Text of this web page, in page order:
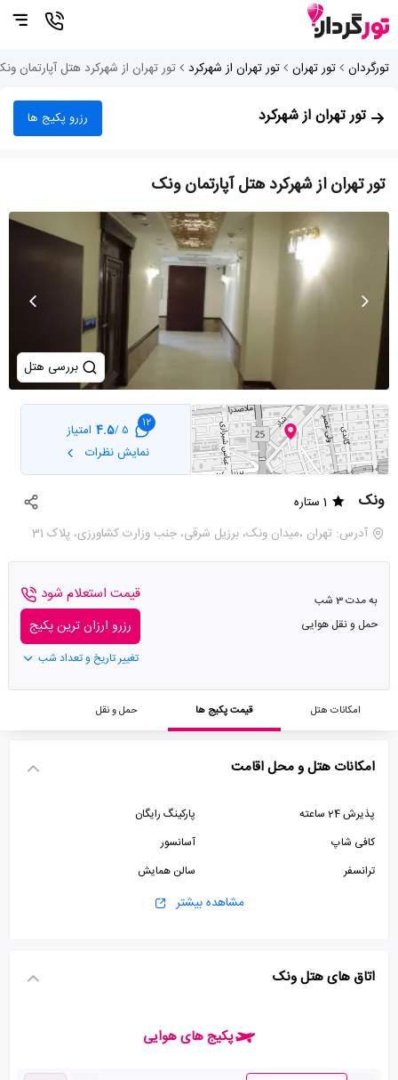
تورگردان تور تهران تور تهران از شهرکرد تور تهران از شهرکرد هتل آپارتمان
تور تهران از شهرکرد رزرو پکیج ها
تور تهران از شهرکرد هتل آپارتمان ونک
بررسی هتل
12
5 /
4.5 امتیاز
نمایش نظرات
ونک
1 ستاره
آدرس: تهران ،میدان ونک، برزیل شرقی، جنب وزارت کشاورزی، پلاک 31
به مدت 3 شب
حمل و نقل هوایی
قیمت استعلام شود
رزرو ارزان ترین پکیج
تغییر تاریخ و تعداد شب
امکانات هتل قیمت پکیج ها حمل و نقل
امکانات هتل و محل اقامت
پذیرش 24 ساعته
پارکینگ رایگان
کافی شاپ
آسانسور
ترانسفر
سالن همایش
مشاهده بیشتر
اتاق های هتل ونک
پکیج های هوایی